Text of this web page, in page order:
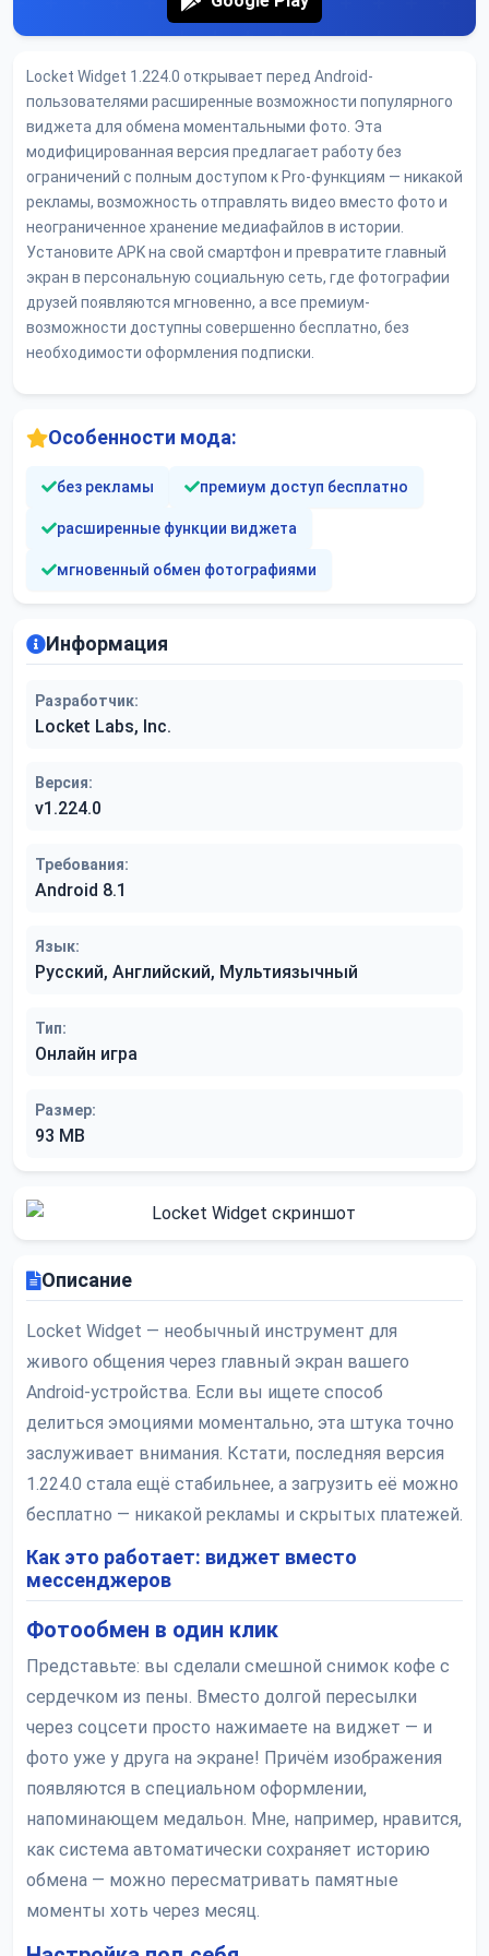
Locket Widget 1.224.0 открывает перед Android-
пользователями расширенные возможности популярного
виджета для обмена моментальными фото. Эта
модифицированная версия предлагает работу без
ограничений с полным доступом к Pro-функциям — никакой
рекламы, возможность отправлять видео вместо фото и
неограниченное хранение медиафайлов в истории.
Установите APK на свой смартфон и превратите главный
экран в персональную социальную сеть, где фотографии
друзей появляются мгновенно, а все премиум-
возможности доступны совершенно бесплатно, без
необходимости оформления подписки.
Особенности мода:
без рекламы премиум доступ бесплатно
расширенные функции виджета
мгновенный обмен фотографиями
Информация
Разработчик:
Locket Labs, Inc.
Версия:
v1.224.0
Требования:
Android 8.1
Язык:
Русский, Английский, Мультиязычный
Тип:
Онлайн игра
Размер:
93 MB
Описание
Locket Widget — необычный инструмент для
живого общения через главный экран вашего
Android-устройства. Если вы ищете способ
делиться эмоциями моментально, эта штука точно
заслуживает внимания. Кстати, последняя версия
1.224.0 стала ещё стабильнее, а загрузить её можно
бесплатно — никакой рекламы и скрытых платежей.
Как это работает: виджет вместо
мессенджеров
Фотообмен в один клик
Представьте: вы сделали смешной снимок кофе с
сердечком из пены. Вместо долгой пересылки
через соцсети просто нажимаете на виджет — и
фото уже у друга на экране! Причём изображения
появляются в специальном оформлении,
напоминающем медальон. Мне, например, нравится,
как система автоматически сохраняет историю
обмена — можно пересматривать памятные
моменты хоть через месяц.